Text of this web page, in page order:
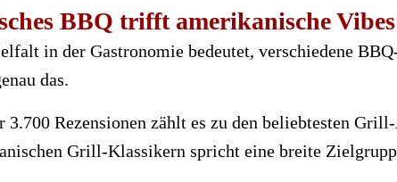
BBQ trifft amerikanische Vibes
in der Gastronomie bedeutet, verschiedene
das.
Rezensionen zählt es zu den beliebtesten
Grill-Klassikern spricht eine breite